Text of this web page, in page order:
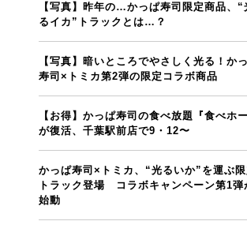
【写真】昨年の…かっぱ寿司限定商品、“
るイカ”トラックとは…？
【写真】暗いところでやさしく光る！か
寿司×トミカ第2弾の限定コラボ商品
【お得】かっぱ寿司の食べ放題『食べホー
が復活、千葉駅前店で9・12〜
かっぱ寿司×トミカ、“光るいか”を運ぶ限
トラック登場 コラボキャンペーン第1弾
始動